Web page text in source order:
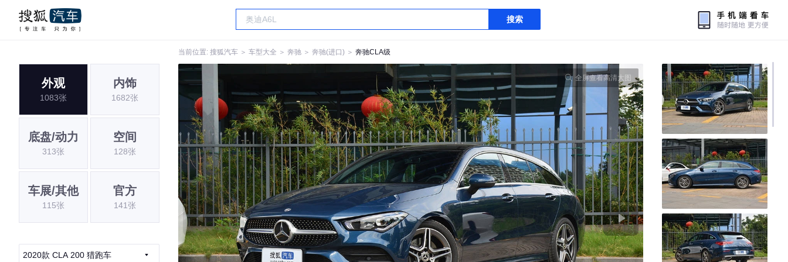
搜索
当前位置: 搜狐汽车 ＞ 车型大全 ＞ 奔驰 ＞ 奔驰(进口) ＞ 奔驰CLA级
外观
1083张
内饰
1682张
底盘/动力
313张
空间
128张
车展/其他
115张
官方
141张
2020款 CLA 200 猎跑车
全屏查看高清大图